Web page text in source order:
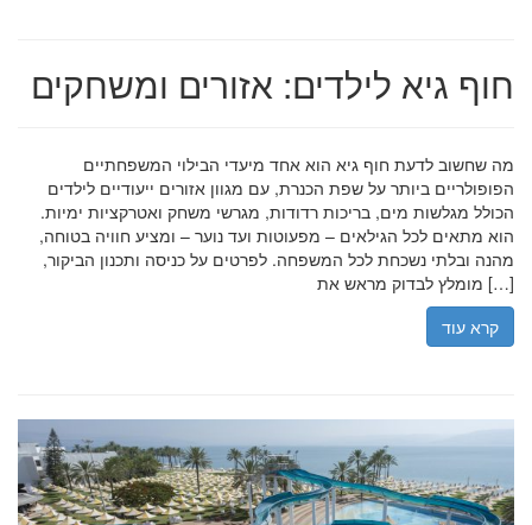
חוף גיא לילדים: אזורים ומשחקים
מה שחשוב לדעת חוף גיא הוא אחד מיעדי הבילוי המשפחתיים
הפופולריים ביותר על שפת הכנרת, עם מגוון אזורים ייעודיים לילדים
הכולל מגלשות מים, בריכות רדודות, מגרשי משחק ואטרקציות ימיות.
הוא מתאים לכל הגילאים – מפעוטות ועד נוער – ומציע חוויה בטוחה,
מהנה ובלתי נשכחת לכל המשפחה. לפרטים על כניסה ותכנון הביקור,
מומלץ לבדוק מראש את […]
קרא עוד